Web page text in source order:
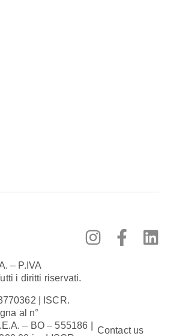
– P.IVA
i diritti riservati.
| ISCR.
al n°
– BO – 555186 |
Contact us